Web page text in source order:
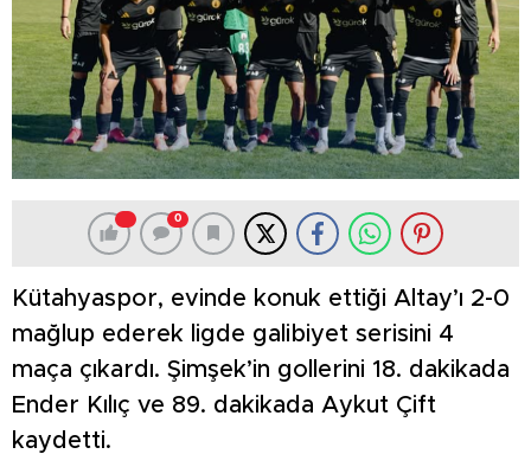
0
Kütahyaspor, evinde konuk ettiği Altay’ı 2-0
mağlup ederek ligde galibiyet serisini 4
maça çıkardı. Şimşek’in gollerini 18. dakikada
Ender Kılıç ve 89. dakikada Aykut Çift
kaydetti.